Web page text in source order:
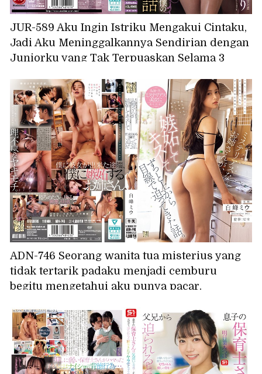
JUR-589 Aku Ingin Istriku Mengakui Cintaku,
Jadi Aku Meninggalkannya Sendirian dengan
Juniorku yang Tak Terpuaskan Selama 3
Istriku dengan 16 Kali Creampie Berturut-
turut
ADN-746 Seorang wanita tua misterius yang
tidak tertarik padaku menjadi cemburu
begitu mengetahui aku punya pacar,
Shiramine Miu